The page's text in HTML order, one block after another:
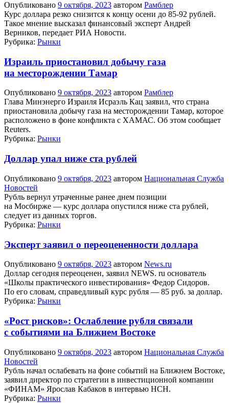
Опубликовано 9 октября, 2023 автором Рамблер
Курс доллара резко снизится к концу осени до 85-92 рублей.
Такое мнение высказал финансовый эксперт Андрей
Верников, передает РИА Новости.
Рубрика: Рынки
Израиль приостановил добычу газа
на месторождении Тамар
Опубликовано 9 октября, 2023 автором Рамблер
Глава Минэнерго Израиля Исраэль Кац заявил, что страна
приостановила добычу газа на месторождении Тамар, которое
расположено в фоне конфликта с ХАМАС. Об этом сообщает
Reuters.
Рубрика: Рынки
Доллар упал ниже ста рублей
Опубликовано 9 октября, 2023 автором Национальная Служба
Новостей
Рубль вернул утраченные ранее днем позиции
на Мосбирже — курс доллара опустился ниже ста рублей,
следует из данных торгов.
Рубрика: Рынки
Эксперт заявил о переоцененности доллара
Опубликовано 9 октября, 2023 автором News.ru
Доллар сегодня переоценен, заявил NEWS. ru основатель
«Школы практического инвестирования» Федор Сидоров.
По его словам, справедливый курс рубля — 85 руб. за доллар.
Рубрика: Рынки
«Рост рисков»: Ослабление рубля связали
с событиями на Ближнем Востоке
Опубликовано 9 октября, 2023 автором Национальная Служба
Новостей
Рубль начал ослабевать на фоне событий на Ближнем Востоке,
заявил директор по стратегии в инвестиционной компании
«ФИНАМ» Ярослав Кабаков в интервью НСН.
Рубрика: Рынки